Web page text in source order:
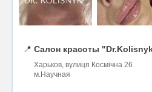
📍 Салон красоты
Харьков, вулиця Космічна 26
м.Научная